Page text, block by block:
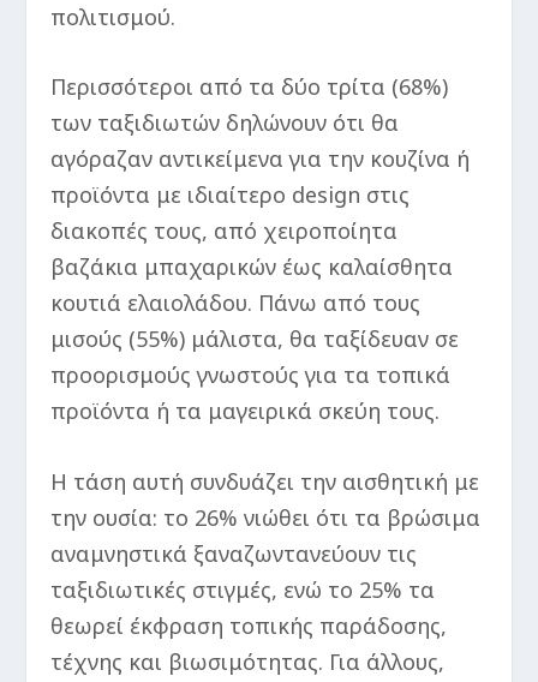
πολιτισμού.
Περισσότεροι από τα δύο τρίτα (68%)
των ταξιδιωτών δηλώνουν ότι θα
αγόραζαν αντικείμενα για την κουζίνα ή
προϊόντα με ιδιαίτερο design στις
διακοπές τους, από χειροποίητα
βαζάκια μπαχαρικών έως καλαίσθητα
κουτιά ελαιολάδου. Πάνω από τους
μισούς (55%) μάλιστα, θα ταξίδευαν σε
προορισμούς γνωστούς για τα τοπικά
προϊόντα ή τα μαγειρικά σκεύη τους.
Η τάση αυτή συνδυάζει την αισθητική με
την ουσία: το 26% νιώθει ότι τα βρώσιμα
αναμνηστικά ξαναζωντανεύουν τις
ταξιδιωτικές στιγμές, ενώ το 25% τα
θεωρεί έκφραση τοπικής παράδοσης,
τέχνης και βιωσιμότητας. Για άλλους,